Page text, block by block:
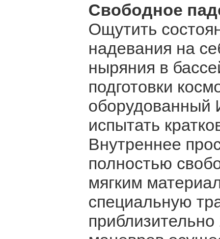
Свободное
Ощутить
надевания на
ныряния в
подготовки
оборудованный
испытать
Внутреннее
полностью
мягким
специальную